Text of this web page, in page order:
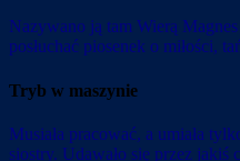
Nazywano ją tam Wierą
posłuchać piosenek o miłości,
Tryb w maszynie
Musiała pracować, a umiała
siostry. Udawało się przez